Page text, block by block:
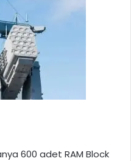
600 adet RAM Block